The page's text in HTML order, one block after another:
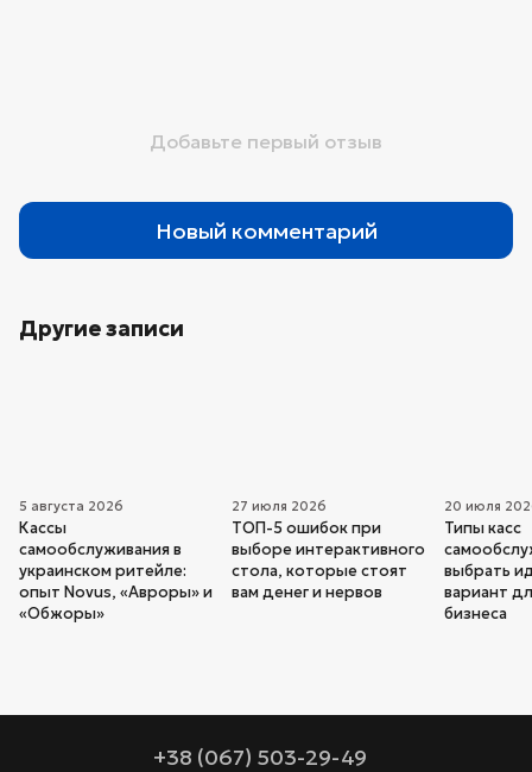
Добавьте первый отзыв
Новый комментарий
Другие записи
5 августа 2026
Кассы
самообслуживания в
украинском ритейле:
опыт Novus, «Авроры» и
«Обжоры»
27 июля 2026
ТОП-5 ошибок при
выборе интерактивного
стола, которые стоят
вам денег и нервов
20 июля
Типы касс
выбрать
вариант
бизнеса
+38 (067) 503-29-49